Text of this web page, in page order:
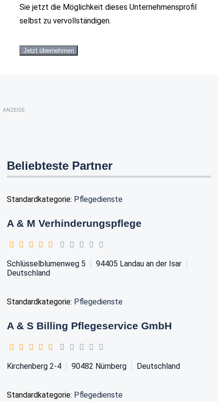
Sie jetzt die Möglichkeit dieses Unternehmensprofil
selbst zu vervollständigen.
Jetzt übernehmen
ANZEIGE
Beliebteste Partner
Standardkategorie: Pflegedienste
A & M Verhinderungspflege
Schlüsselblumenweg 5 94405 Landau an der Isar
Deutschland
Standardkategorie: Pflegedienste
A & S Billing Pflegeservice GmbH
Kirchenberg 2-4 90482 Nürnberg Deutschland
Standardkategorie: Pflegedienste